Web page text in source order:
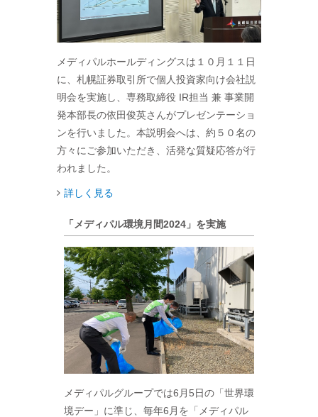
メディパルホールディングスは１０月１１日
に、札幌証券取引所で個人投資家向け会社説
明会を実施し、専務取締役 IR担当 兼 事業開
発本部長の依田俊英さんがプレゼンテーショ
ンを行いました。本説明会へは、約５０名の
方々にご参加いただき、活発な質疑応答が行
われました。
詳しく見る
「メディパル環境月間2024」を実施
メディパルグループでは6月5日の「世界環
境デー」に準じ、毎年6月を「メディパル